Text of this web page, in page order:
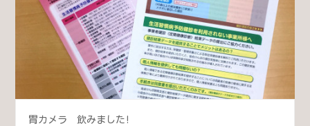
胃カメラ 飲みました!